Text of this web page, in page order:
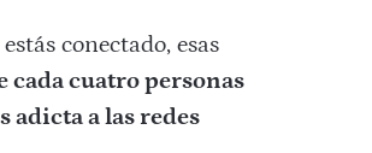
conectado, esas
cada cuatro personas
adicta a las redes